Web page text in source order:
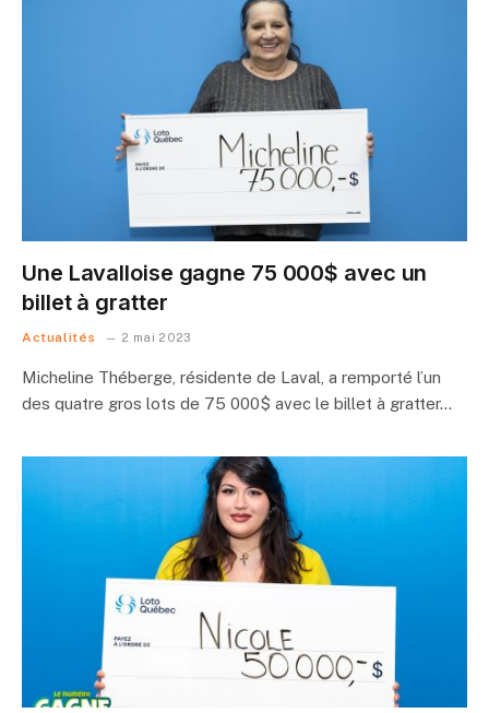
Une Lavalloise gagne 75 000$ avec un
billet à gratter
Actualités 2 mai 2023
Micheline Théberge, résidente de Laval, a remporté l’un
des quatre gros lots de 75 000$ avec le billet à gratter…